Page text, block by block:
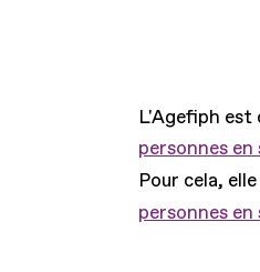
L'Agefiph est
personnes
Pour cela,
personnes